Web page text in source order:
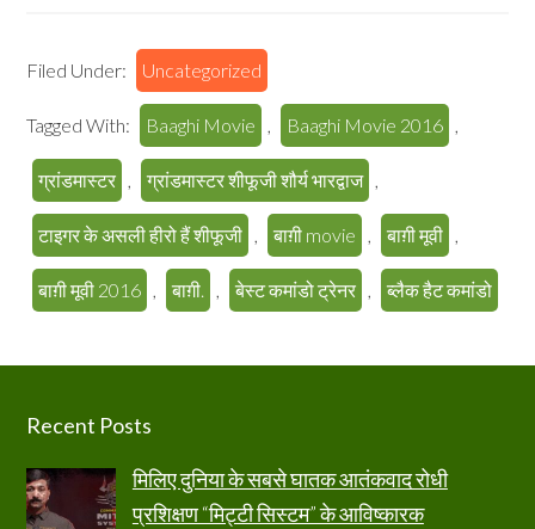
Filed Under: Uncategorized
Tagged With: Baaghi Movie , Baaghi Movie 2016 ,
ग्रांडमास्टर , ग्रांडमास्टर शीफूजी शौर्य भारद्वाज ,
टाइगर के असली हीरो हैं शीफूजी , बाग़ी movie , बाग़ी मूवी ,
बाग़ी मूवी 2016 , बाग़ी. , बेस्ट कमांडो ट्रेनर , ब्लैक हैट कमांडो
Footer
Recent Posts
मिलिए दुनिया के सबसे घातक आतंकवाद रोधी
प्रशिक्षण “मिट्टी सिस्टम” के आविष्कारक